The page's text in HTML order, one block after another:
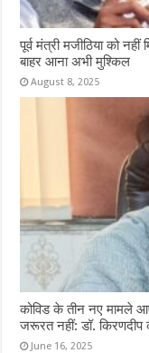
पूर्व मंत्री मजीठिया को
बाहर आना अभी मुश्किल
August 8, 2025
कोविड के तीन नए मामले
जरूरत नहीं: डॉ. किरणदीप
June 16, 2025